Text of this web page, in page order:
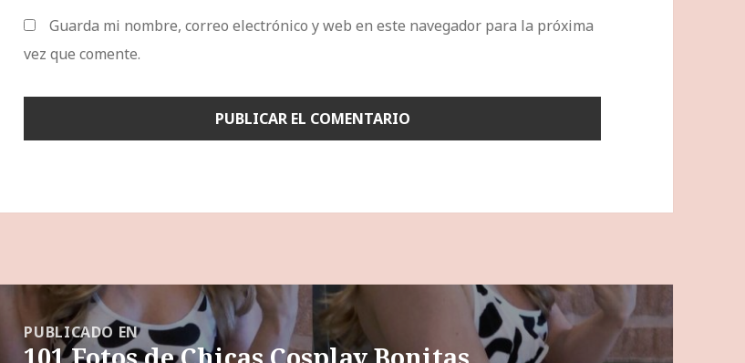
Guarda mi nombre, correo electrónico y web en este navegador para la próxima
vez que comente.
PUBLICADO EN